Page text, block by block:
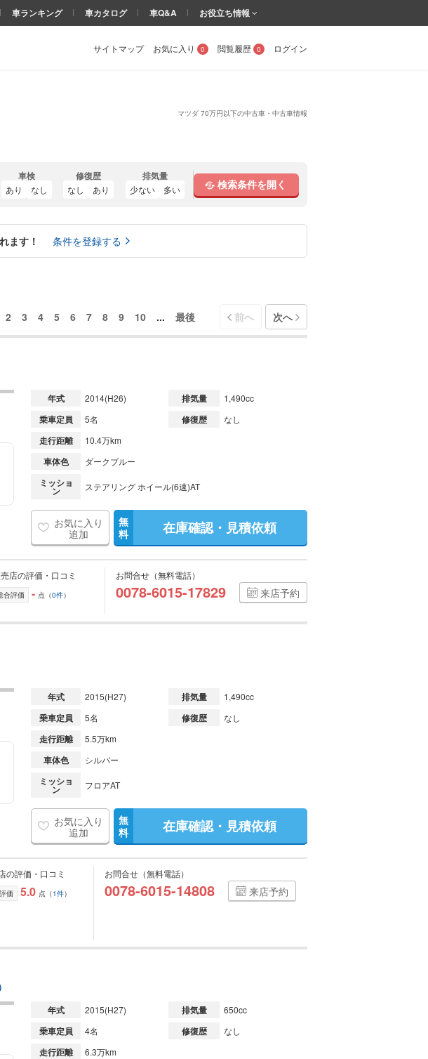
マツダ 70万円以下の中古車・中古車情報
サイトマップ お気に入り 0 閲覧履歴 0 ログイン
車ランキング 車カタログ 車Q&A お役立ち情報
車検
あり なし
修復歴
なし あり
排気量
少ない 多い 検索条件を開く
ます！ 条件を登録する
2 3 4 5 6 7 8 9 10 ... 最後 前へ 次へ
年式 2014(H26) 排気量 1,490cc
乗車定員 5名 修復歴 なし
走行距離 10.4万km
車体色 ダークブルー
ミッショ
ン ステアリング ホイール(6速)AT
お気に入り
追加
無
料
在庫確認・見積依頼
店の評価・口コミ
合評価 - 点（0件）
お問合せ（無料電話）
0078-6015-17829 来店予約
年式 2015(H27) 排気量 1,490cc
乗車定員 5名 修復歴 なし
走行距離 5.5万km
車体色 シルバー
ミッショ
ン フロアAT
お気に入り
追加
無
料
在庫確認・見積依頼
の評価・口コミ
価 5.0 点（1件）
お問合せ（無料電話）
0078-6015-14808 来店予約
年式 2015(H27) 排気量 650cc
乗車定員 4名 修復歴 なし
走行距離 6.3万km